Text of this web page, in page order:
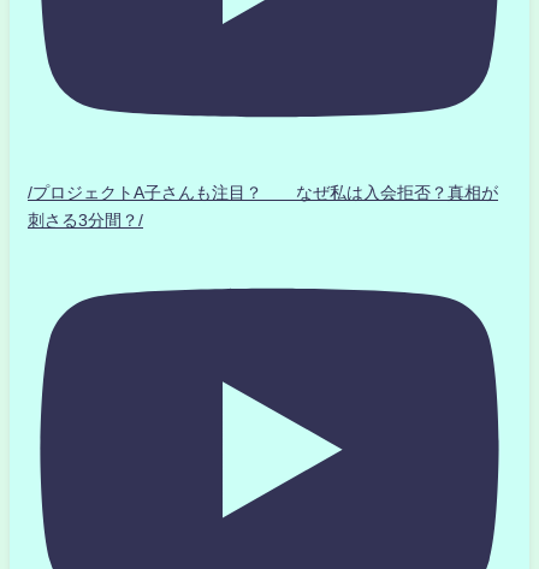
/プロジェクトA子さんも注目？ なぜ私は入会拒否？真相が
刺さる3分間？/